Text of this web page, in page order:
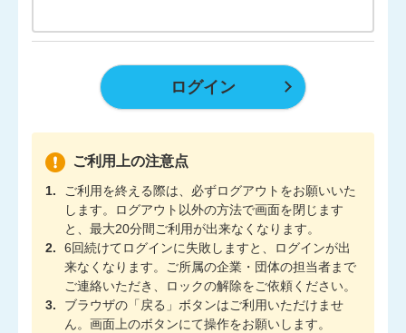
ご利用上の注意点
ご利用を終える際は、必ずログアウトをお願いいた
します。ログアウト以外の方法で画面を閉じます
と、最大20分間ご利用が出来なくなります。
6回続けてログインに失敗しますと、ログインが出
来なくなります。ご所属の企業・団体の担当者まで
ご連絡いただき、ロックの解除をご依頼ください。
ブラウザの「戻る」ボタンはご利用いただけませ
ん。画面上のボタンにて操作をお願いします。